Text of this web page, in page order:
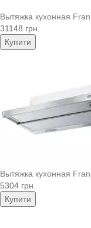
Вытяжка кухонная
31148 грн.
Купити
Вытяжка кухонная
5304 грн.
Купити